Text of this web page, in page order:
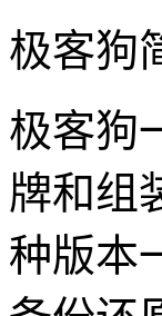
极客狗
极客狗
牌和组
种版本